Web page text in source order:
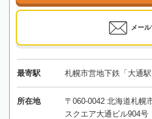
メー
最寄駅 札幌市営地下鉄「大通
所在地
〒060-0042 北海道札
スクエア大通ビル904号